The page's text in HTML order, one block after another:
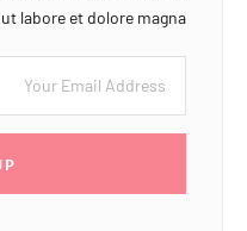
labore et dolore magna